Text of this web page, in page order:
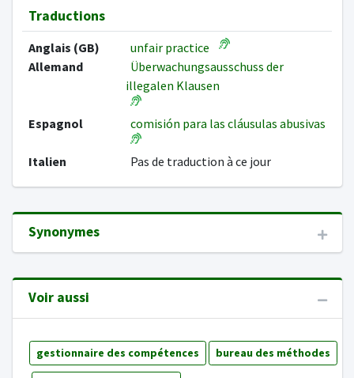
Traductions
Anglais (GB)
unfair practice
Allemand
Überwachungsausschuss der
illegalen Klausen
Espagnol comisión para las cláusulas abusivas
Italien Pas de traduction à ce jour
Synonymes
Voir aussi
gestionnaire des compétences bureau des méthodes